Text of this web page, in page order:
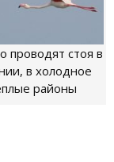
проводят стоя в
в холодное
районы